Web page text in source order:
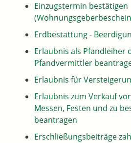
Einzugstermin bestätigen
Erdbestattung -
Erlaubnis als Pfandleiher
Pfandvermittler
Erlaubnis für
Erlaubnis zum Verkauf
Messen, Festen und zu
beantragen
Erschließungsbeiträge